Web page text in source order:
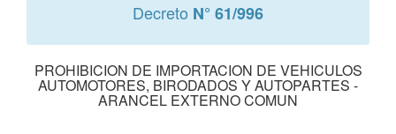
Decreto N° 61/996
PROHIBICION DE IMPORTACION DE VEHICULOS
AUTOMOTORES, BIRODADOS Y AUTOPARTES -
ARANCEL EXTERNO COMUN